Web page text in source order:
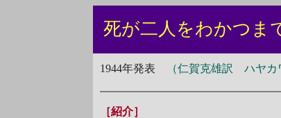
死が二人をわかつ
1944年発表 （仁賀克雄訳 ハヤ
［紹介］